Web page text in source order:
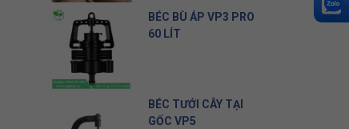
BÉC BÙ ÁP VP3 PRO
60 LÍT
BÉC TƯỚI CÂY TẠI
GỐC VP5